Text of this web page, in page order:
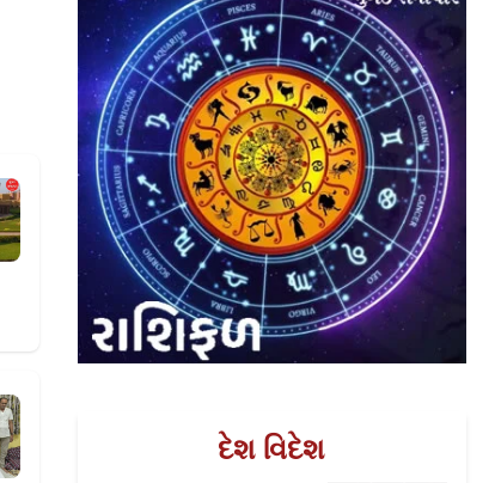
ટ્રાન્ઝેક્શનની શંકા
દેશ વિદેશ